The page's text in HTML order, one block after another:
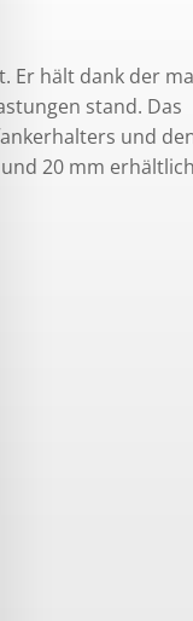
Er hält dank der
stand. Das
und
20 mm